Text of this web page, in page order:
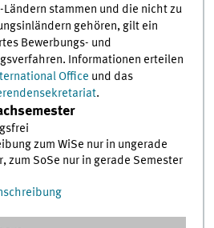
Ländern stammen und die nicht zu
gehören, gilt ein
Bewerbungs- und
Informationen erteilen
Office und das
.
zum WiSe nur in ungerade
zum SoSe nur in gerade Semester